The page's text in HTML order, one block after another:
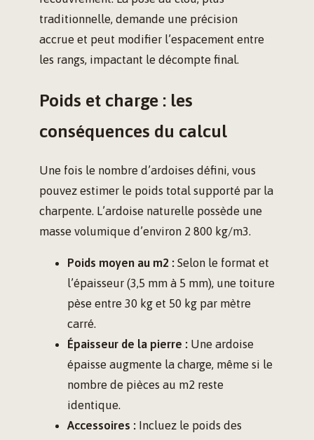
traditionnelle, demande une précision
accrue et peut modifier l’espacement entre
les rangs, impactant le décompte final.
Poids et charge : les
conséquences du calcul
Une fois le nombre d’ardoises défini, vous
pouvez estimer le poids total supporté par la
charpente. L’ardoise naturelle possède une
masse volumique d’environ 2 800 kg/m3.
Poids moyen au m2 : Selon le format et
l’épaisseur (3,5 mm à 5 mm), une toiture
pèse entre 30 kg et 50 kg par mètre
carré.
Épaisseur de la pierre : Une ardoise
épaisse augmente la charge, même si le
nombre de pièces au m2 reste
identique.
Accessoires : Incluez le poids des